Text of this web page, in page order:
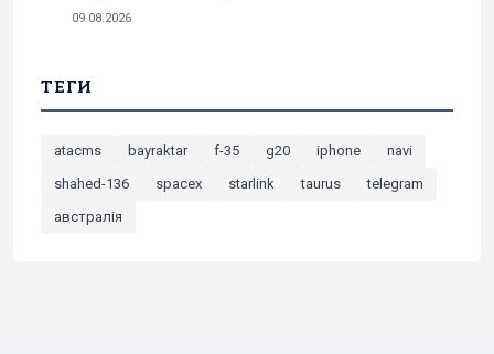
09.08.2026
ТЕГИ
atacms bayraktar f-35 g20 iphone
navi
shahed-136
spacex starlink taurus
telegram
австралія